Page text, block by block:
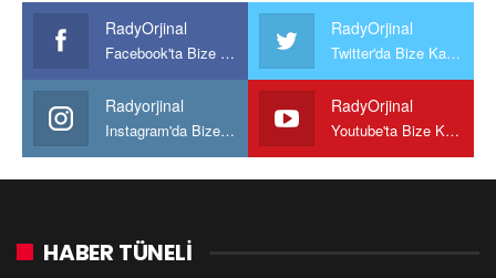
RadyOrjinal
Facebook'ta Bize Katılın
RadyOrjinal
Twitter'da Bize Katılın
Radyorjinal
Instagram'da Bize katılın
RadyOrjinal
Youtube'ta Bize Katılın
HABER TÜNELİ